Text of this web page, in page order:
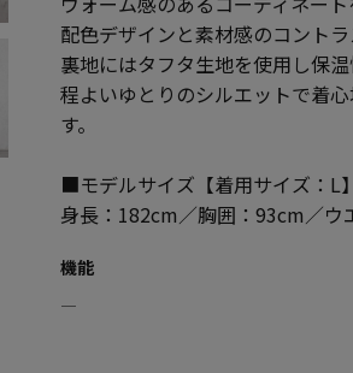
配色デザインと素材感のコント
裏地にはタフタ生地を使用し保温
程よいゆとりのシルエットで着
す。
■モデルサイズ【着用サイズ：L】
身長：182cm／胸囲：93cm／
機能
―